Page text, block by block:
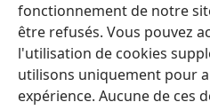
fonctionnement de notre
être refusés. Vous pouvez
l'utilisation de cookies
utilisons uniquement pour
expérience. Aucune de ces
Te mau ô
(opens
new
window)VAIRAA PAPAI NATIRARA
(opens
new
®